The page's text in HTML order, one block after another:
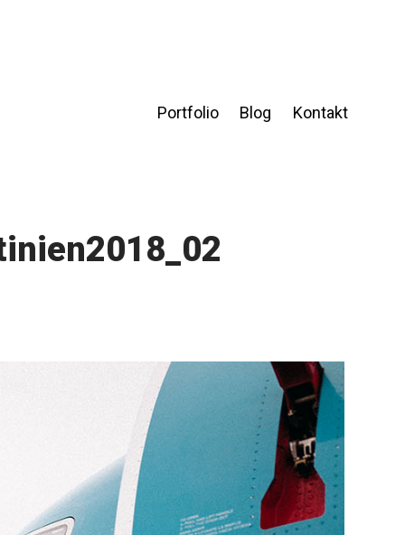
Portfolio Blog Kontakt